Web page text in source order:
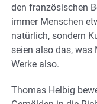
den französischen
immer Menschen
natürlich, sondern
seien also das, was
Werke also.
Thomas Helbig